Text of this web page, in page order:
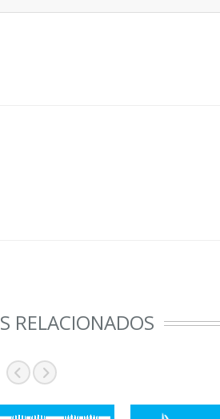
RELACIONADOS